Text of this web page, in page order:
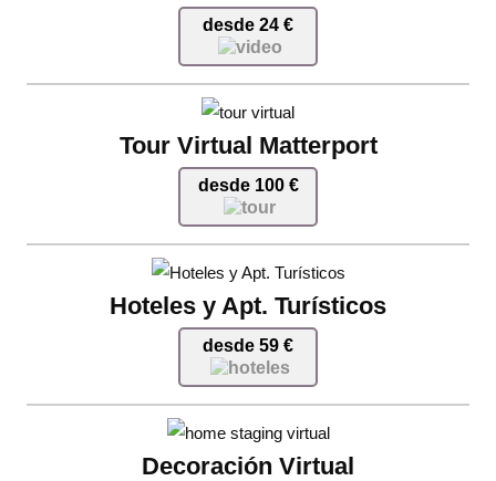
desde 24 €
Tour Virtual Matterport
desde 100 €
Hoteles y Apt. Turísticos
desde 59 €
Decoración Virtual